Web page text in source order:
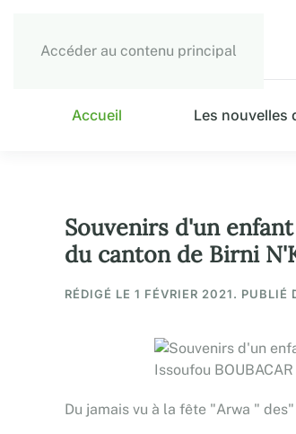
Accéder au contenu principal
Accueil Les nouvelles
Souvenirs d'un
du canton de Birni
RÉDIGÉ LE 1 FÉVRIER 2021. PUBLIÉ
Du jamais vu à la fête "Arwa "